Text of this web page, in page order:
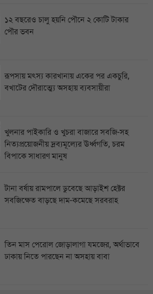
১২ বছরেও চালু হয়নি পৌনে ২ কোটি টাকার
পৌর ভবন
রূপসায় মৎস্য কারখানায় একের পর একচুরি,
বখাটের দৌরাত্ম্যে অসহায় ব্যবসায়ীরা
খুলনার পাইকারি ও খুচরা বাজারে সবজি-সহ
নিত্যপ্রয়োজনীয় দ্রব্যমূল্যের ঊর্ধ্বগতি, চরম
বিপাকে সাধারণ মানুষ
টানা বর্ষায় রামপালে ডুবেছে আড়াইশ হেক্টর
সবজিক্ষেত বাড়ছে দাম-কমেছে সরবরাহ
তিন মাস পেরোল জোড়ালাগা যমজের, অর্থাভাবে
ঢাকায় নিতে পারছেন না অসহায় বাবা